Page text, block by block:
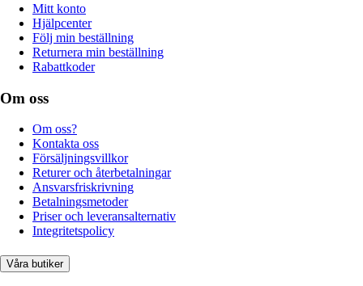
Mitt konto
Hjälpcenter
Följ min beställning
Returnera min beställning
Rabattkoder
Om oss
Om oss?
Kontakta oss
Försäljningsvillkor
Returer och återbetalningar
Ansvarsfriskrivning
Betalningsmetoder
Priser och leveransalternativ
Integritetspolicy
Våra butiker